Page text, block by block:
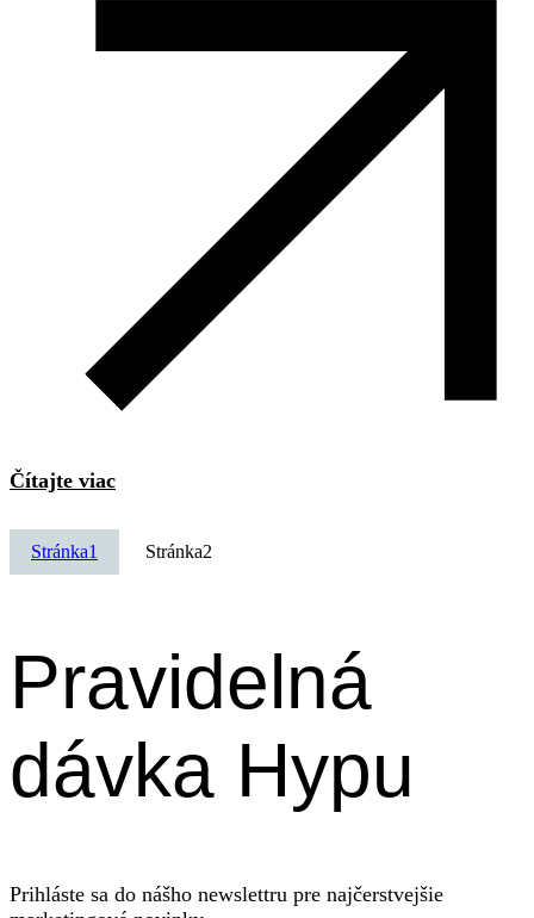
Čítajte viac
Stránka1 Stránka2
Pravidelná
dávka Hypu
Prihláste sa do nášho newslettru pre najčerstvejšie